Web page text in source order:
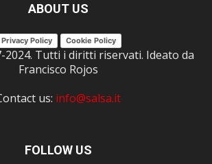
ABOUT US
Privacy Policy Cookie Policy
2024. Tutti i diritti riservati. Ideato da
Francisco Rojos
us: info@salsa.it
FOLLOW US